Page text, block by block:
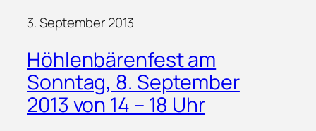
3. September 2013
Höhlenbärenfest am
Sonntag, 8. September
2013 von 14 – 18 Uhr